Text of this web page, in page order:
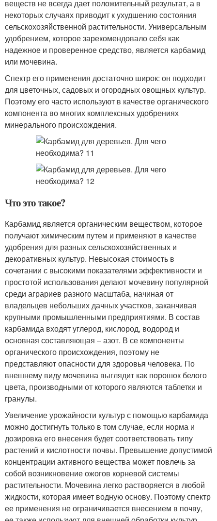
веществ не всегда дает положительный результат, а в
некоторых случаях приводит к ухудшению состояния
сельскохозяйственной растительности. Универсальным
удобрением, которое зарекомендовало себя как
надежное и проверенное средство, является карбамид
или мочевина.
Спектр его применения достаточно широк: он подходит
для цветочных, садовых и огородных овощных культур.
Поэтому его часто используют в качестве органического
компонента во многих комплексных удобрениях
минерального происхождения.
Что это такое?
Карбамид является органическим веществом, которое
получают химическим путем и применяют в качестве
удобрения для разных сельскохозяйственных и
декоративных культур. Невысокая стоимость в
сочетании с высокими показателями эффективности и
простотой использования делают мочевину популярной
среди аграриев разного масштаба, начиная от
владельцев небольших дачных участков, заканчивая
крупными промышленными предприятиями. В состав
карбамида входят углерод, кислород, водород и
основная составляющая – азот. В се компоненты
органического происхождения, поэтому не
представляют опасности для здоровья человека. По
внешнему виду мочевина выглядит как порошок белого
цвета, производными от которого являются таблетки и
гранулы.
Увеличение урожайности культур с помощью карбамида
можно достигнуть только в том случае, если норма и
дозировка его внесения будет соответствовать типу
растений и кислотности почвы. Превышение допустимой
концентрации активного вещества может повлечь за
собой возникновение ожогов корневой системы
растительности. Мочевина легко растворяется в любой
жидкости, которая имеет водную основу. Поэтому спектр
ее применения не ограничивается внесением в почву,